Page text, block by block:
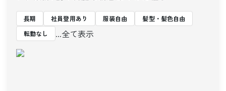
長期 社員登用あり 服装自由
髪型・髪色自由
転勤なし
...全て表示